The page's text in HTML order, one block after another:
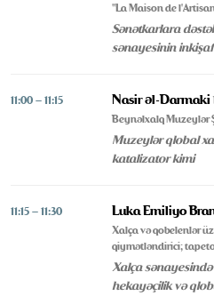
"La Maison de
Sənətkarlara
sənayesinin
11:00 – 11:15 Nasir əl-Darmaki
Beynəlxalq Muzeylər
Muzeylər qlobal
katalizator kimi
11:15 – 11:30 Luka Emiliyo
Xalça və qobelenlər
qiymətləndirici;
Xalça
hekayəçilik və